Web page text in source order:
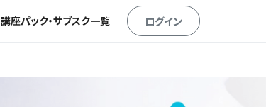
講座パック・サブスク一覧 ログイン